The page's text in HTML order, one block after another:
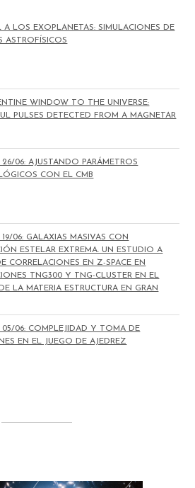
A LOS EXOPLANETAS: SIMULACIONES DE
ASTROFÍSICOS
WINDOW TO THE UNIVERSE:
PULSES DETECTED FROM A MAGNETAR
26/06: AJUSTANDO PARÁMETROS
CON EL CMB
19/06: GALAXIAS MASIVAS CON
ESTELAR EXTREMA. UN ESTUDIO A
CORRELACIONES EN Z-SPACE EN
TNG300 Y TNG-CLUSTER EN EL
LA MATERIA ESTRUCTURA EN GRAN
05/06: COMPLEJIDAD Y TOMA DE
EN EL JUEGO DE AJEDREZ